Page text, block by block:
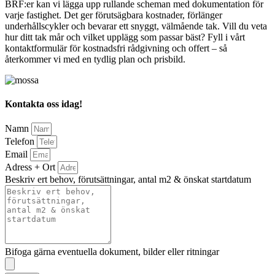
BRF:er kan vi lägga upp rullande scheman med dokumentation för
varje fastighet. Det ger förutsägbara kostnader, förlänger
underhållscykler och bevarar ett snyggt, välmående tak. Vill du veta
hur ditt tak mår och vilket upplägg som passar bäst? Fyll i vårt
kontaktformulär för kostnadsfri rådgivning och offert – så
återkommer vi med en tydlig plan och prisbild.
Kontakta oss idag!
Namn
Telefon
Email
Adress + Ort
Beskriv ert behov, förutsättningar, antal m2 & önskat startdatum
Bifoga gärna eventuella dokument, bilder eller ritningar